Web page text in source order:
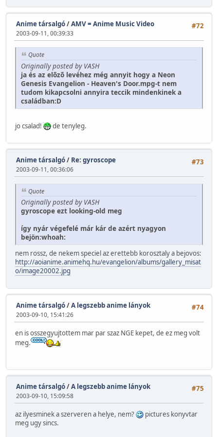
#72
Anime társalgó/AMV = Anime Music Video
2003-09-11, 00:39:33
Quote
Originally posted by VASH
ja és az elõzõ levéhez még annyit hogy a Neon
Genesis Evangelion - Heaven's Door.mpg-t nem
tudom kikapcsolni annyira teccik mindenkinek a
családban:D
jo csalad! de tenyleg.
#73
Anime társalgó/ Re: gyroscope
2003-09-11, 00:36:06
Quote
Originally posted by VASH
gyroscope ezt looking-old meg
így nyár végefelé már kár de azért nyagyon
bejön:whoah:
nem rossz, de nekem speciel az erettebb korosztaly a bejovos:
http://aoianime.animehq.hu/evangelion/albums/gallery_misat
o/image20002.jpg
#74
Anime társalgó/A legszebb anime lányok
2003-09-10, 15:41:26
en is osszegyujtottem mar par szaz NGE kepet, de ez meg volt
meg.
#75
Anime társalgó/A legszebb anime lányok
2003-09-10, 15:09:58
az ilyesminek a szerveren a helye, nem?
pictures konyvtar
meg ugy sincs.